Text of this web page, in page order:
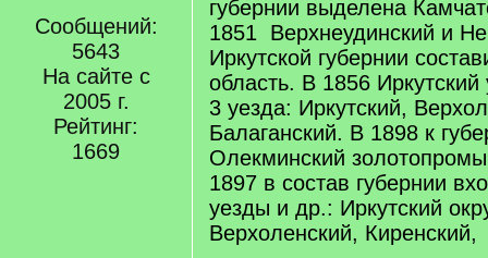
Сообщений:
5643
На сайте с
2005 г.
Рейтинг:
1669
губернии выделена
1851 Верхнеудинский и
Иркутской губернии
область. В 1856
3 уезда: Иркутский,
Балаганский. В 1898 к
Олекминский
1897 в состав губернии
уезды и др.: Иркутский
Верхоленский,